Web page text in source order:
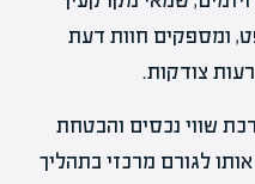
ומספקים חוות דעת
צודקות.
שווי נכסים והבטחת
לגורם מרכזי בתהליך